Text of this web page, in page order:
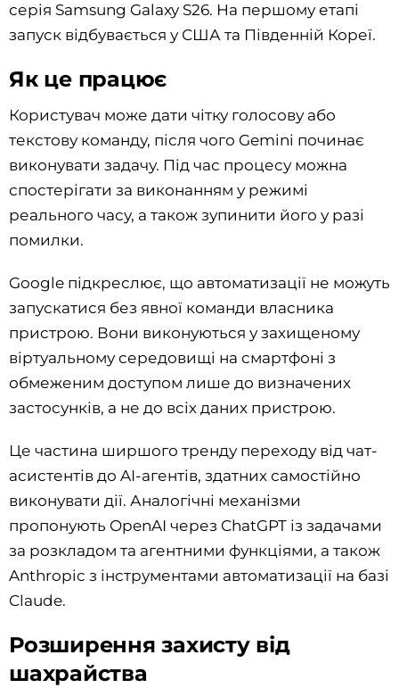
серія Samsung Galaxy S26. На першому етапі
запуск відбувається у США та Південній Кореї.
Як це працює
Користувач може дати чітку голосову або
текстову команду, після чого Gemini починає
виконувати задачу. Під час процесу можна
спостерігати за виконанням у режимі
реального часу, а також зупинити його у разі
помилки.
Google підкреслює, що автоматизації не можуть
запускатися без явної команди власника
пристрою. Вони виконуються у захищеному
віртуальному середовищі на смартфоні з
обмеженим доступом лише до визначених
застосунків, а не до всіх даних пристрою.
Це частина ширшого тренду переходу від чат-
асистентів до AI-агентів, здатних самостійно
виконувати дії. Аналогічні механізми
пропонують OpenAI через ChatGPT із задачами
за розкладом та агентними функціями, а також
Anthropic з інструментами автоматизації на базі
Claude.
Розширення захисту від
шахрайства